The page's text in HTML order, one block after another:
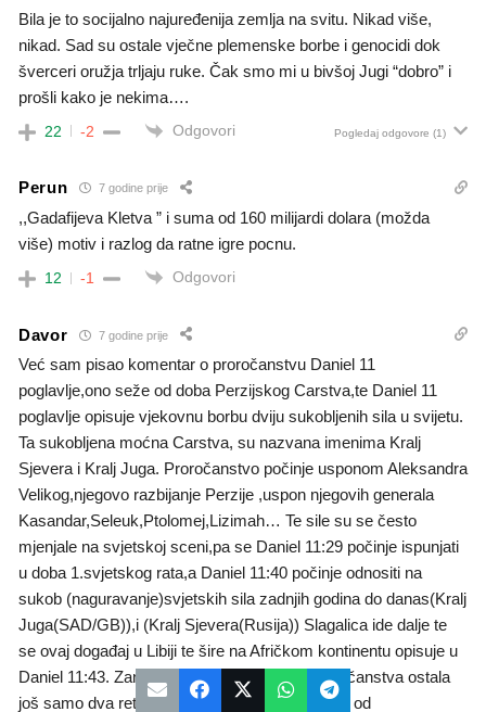
Bila je to socijalno najuređenija zemlja na svitu. Nikad više,
nikad. Sad su ostale vječne plemenske borbe i genocidi dok
šverceri oružja trljaju ruke. Čak smo mi u bivšoj Jugi “dobro” i
prošli kako je nekima….
22 -2 Odgovori Pogledaj odgovore (1)
Perun 7 godine prije
,,Gadafijeva Kletva ” i suma od 160 milijardi dolara (možda
više) motiv i razlog da ratne igre pocnu.
12 -1 Odgovori
Davor 7 godine prije
Već sam pisao komentar o proročanstvu Daniel 11
poglavlje,ono seže od doba Perzijskog Carstva,te Daniel 11
poglavlje opisuje vjekovnu borbu dviju sukobljenih sila u svijetu.
Ta sukobljena moćna Carstva, su nazvana imenima Kralj
Sjevera i Kralj Juga. Proročanstvo počinje usponom Aleksandra
Velikog,njegovo razbijanje Perzije ,uspon njegovih generala
Kasandar,Seleuk,Ptolomej,Lizimah… Te sile su se često
mjenjale na svjetskoj sceni,pa se Daniel 11:29 počinje ispunjati
u doba 1.svjetskog rata,a Daniel 11:40 počinje odnositi na
sukob (naguravanje)svjetskih sila zadnjih godina do danas(Kralj
Juga(SAD/GB)),i (Kralj Sjevera(Rusija)) Slagalica ide dalje te
se ovaj događaj u Libiji te šire na Afričkom kontinentu opisuje u
Daniel 11:43. Zanimljivo je jer su do kraja proročanstva ostala
još samo dva retka,a 12 poglavlje opisuje Bitku od